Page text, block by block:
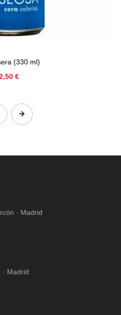
(330 ml)
€
· Madrid
Madrid